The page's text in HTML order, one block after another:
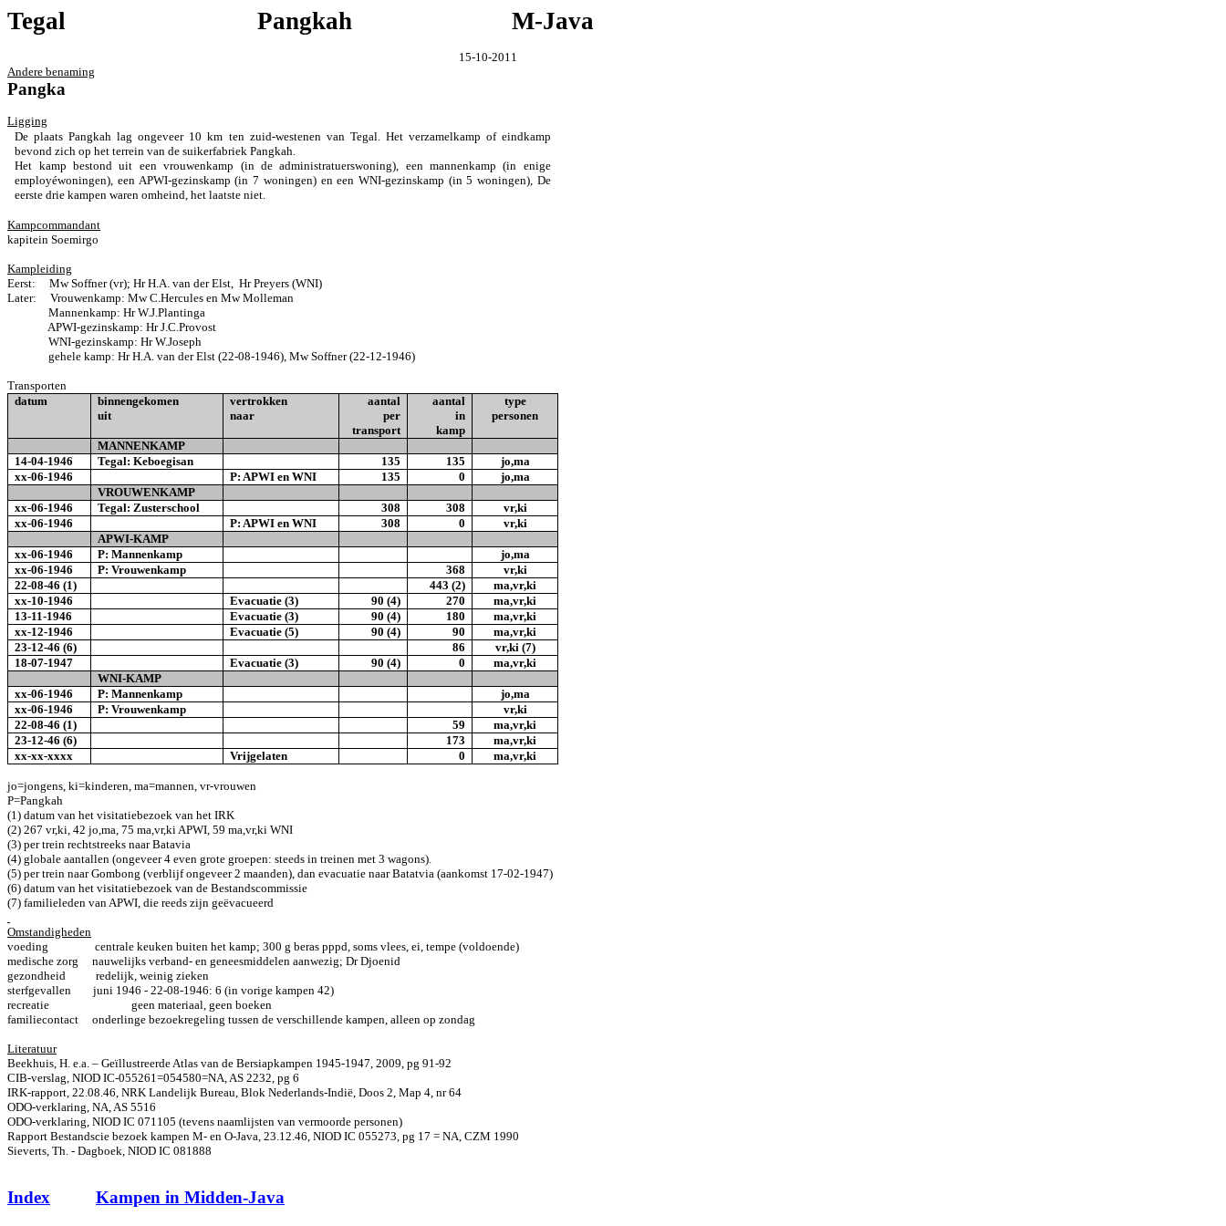
Tegal Pangkah M-Java
15-10-2011
Andere benaming
Pangka
Ligging
De plaats Pangkah lag ongeveer 10 km ten zuid-westenen van Tegal. Het verzamelkamp of eindkamp
bevond zich op het terrein van de suikerfabriek Pangkah.
Het kamp bestond uit een vrouwenkamp (in de administratuerswoning), een mannenkamp (in enige
employé­woningen), een APWI-gezinskamp (in 7 woningen) en een WNI-gezinskamp (in 5 woningen), De
eerste drie kampen waren omheind, het laatste niet.
Kampcommandant
kapitein Soemirgo
Kampleiding
Eerst:
Mw Soffner (vr); Hr H.A. van der Elst, Hr Preyers (WNI)
Later:
Vrouwenkamp: Mw C.Hercules en Mw Molleman
Mannenkamp: Hr W.J.Plantinga
APWI-gezinskamp: Hr J.C.Provost
WNI-gezinskamp: Hr W.Joseph
gehele kamp: Hr H.A. van der Elst (22-08-1946), Mw Soffner (22-12-1946)
Transporten
datum
binnengekomen
uit
vertrokken
naar
aantal
per
transport
aantal
in
kamp
type
personen
MANNENKAMP
14-04-1946
Tegal: Keboegisan 135 135
jo,ma
xx-06-1946
P: APWI en WNI 135 0
jo,ma
VROUWENKAMP
xx-06-1946
Tegal: Zusterschool 308 308
vr,ki
xx-06-1946
P: APWI en WNI 308 0
vr,ki
APWI-KAMP
xx-06-1946
P: Mannenkamp
jo,ma
xx-06-1946
P: Vrouwenkamp 368
vr,ki
22-08-46 (1) 443 (2)
ma,vr,ki
xx-10-1946
Evacuatie (3) 90 (4) 270
ma,vr,ki
13-11-1946
Evacuatie (3) 90 (4) 180
ma,vr,ki
xx-12-1946
Evacuatie (5) 90 (4) 90
ma,vr,ki
23-12-46 (6) 86
vr,ki (7)
18-07-1947
Evacuatie (3) 90 (4) 0
ma,vr,ki
WNI-KAMP
xx-06-1946
P: Mannenkamp
jo,ma
xx-06-1946
P: Vrouwenkamp
vr,ki
22-08-46 (1) 59
ma,vr,ki
23-12-46 (6) 173
ma,vr,ki
xx-xx-xxxx
Vrijgelaten 0 ma,vr,ki
jo=jongens, ki=kinderen, ma=mannen, vr-vrouwen
P=Pangkah
(1) datum van het visitatiebezoek van het IRK
(2) 267 vr,ki, 42 jo,ma, 75 ma,vr,ki APWI, 59 ma,vr,ki WNI
(3) per trein rechtstreeks naar Batavia
(4) globale aantallen (ongeveer 4 even grote groepen: steeds in treinen met 3 wagons).
(5) per trein naar Gombong (verblijf ongeveer 2 maanden), dan evacuatie naar Batatvia (aankomst 17-02-1947)
(6) datum van het visitatiebezoek van de Bestandscommissie
(7) familieleden van APWI, die reeds zijn geëvacueerd
Omstandigheden
voeding
centrale keuken buiten het kamp; 300 g beras pppd, soms vlees, ei, tempe (voldoende)
medische zorg
nauwelijks verband- en geneesmiddelen aanwezig; Dr Djoenid
gezondheid
redelijk, weinig zieken
sterfgevallen
juni 1946 - 22-08-1946: 6 (in vorige kampen 42)
recreatie
geen materiaal, geen boeken
familiecontact
onderlinge bezoekregeling tussen de verschillende kampen, alleen op zondag
Literatuur
Beekhuis, H. e.a. – Geïllustreerde Atlas van de Bersiapkampen 1945-1947, 2009, pg 91-92
CIB-verslag, NIOD IC-055261=054580=NA, AS 2232, pg 6
IRK-rapport, 22.08.46, NRK Landelijk Bureau, Blok Nederlands-Indië, Doos 2, Map 4, nr 64
ODO-verklaring, NA, AS 5516
ODO-verklaring, NIOD IC 071105 (tevens naamlijsten van vermoorde personen)
Rapport Bestandscie bezoek kampen M- en O-Java, 23.12.46, NIOD IC 055273, pg 17 = NA, CZM 1990
Sieverts, Th. - Dagboek, NIOD IC 081888
Index Kampen in Midden-Java